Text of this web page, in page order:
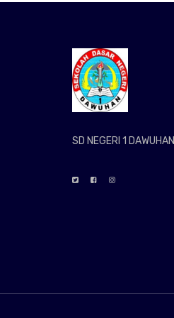
SD NEGERI 1 DAWUHAN